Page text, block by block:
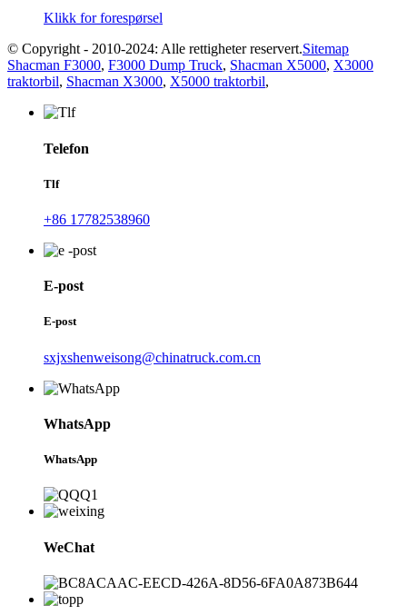
Klikk for forespørsel
© Copyright - 2010-2024: Alle rettigheter reservert.Sitemap
Shacman F3000, F3000 Dump Truck, Shacman X5000, X3000
traktorbil, Shacman X3000, X5000 traktorbil,
Telefon
Tlf
+86 17782538960
E-post
E-post
sxjxshenweisong@chinatruck.com.cn
WhatsApp
WhatsApp
WeChat